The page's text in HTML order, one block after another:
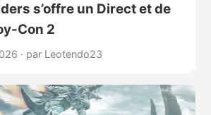
s’offre un Direct et de
Con 2
· par Leotendo23